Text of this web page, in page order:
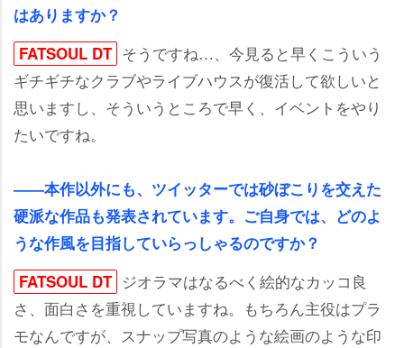
はありますか？
FATSOUL DT そうですね…、今見ると早くこういう
ギチギチなクラブやライブハウスが復活して欲しいと
思いますし、そういうところで早く、イベントをやり
たいですね。
――本作以外にも、ツイッターでは砂ぼこりを交えた
硬派な作品も発表されています。ご自身では、どのよ
うな作風を目指していらっしゃるのですか？
FATSOUL DT ジオラマはなるべく絵的なカッコ良
さ、面白さを重視していますね。もちろん主役はプラ
モなんですが、スナップ写真のような絵画のような印